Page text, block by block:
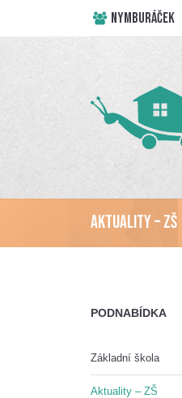
NYMBURÁČEK
Aktuality – ZŠ
PODNABÍDKA
Základní škola
Aktuality – ZŠ